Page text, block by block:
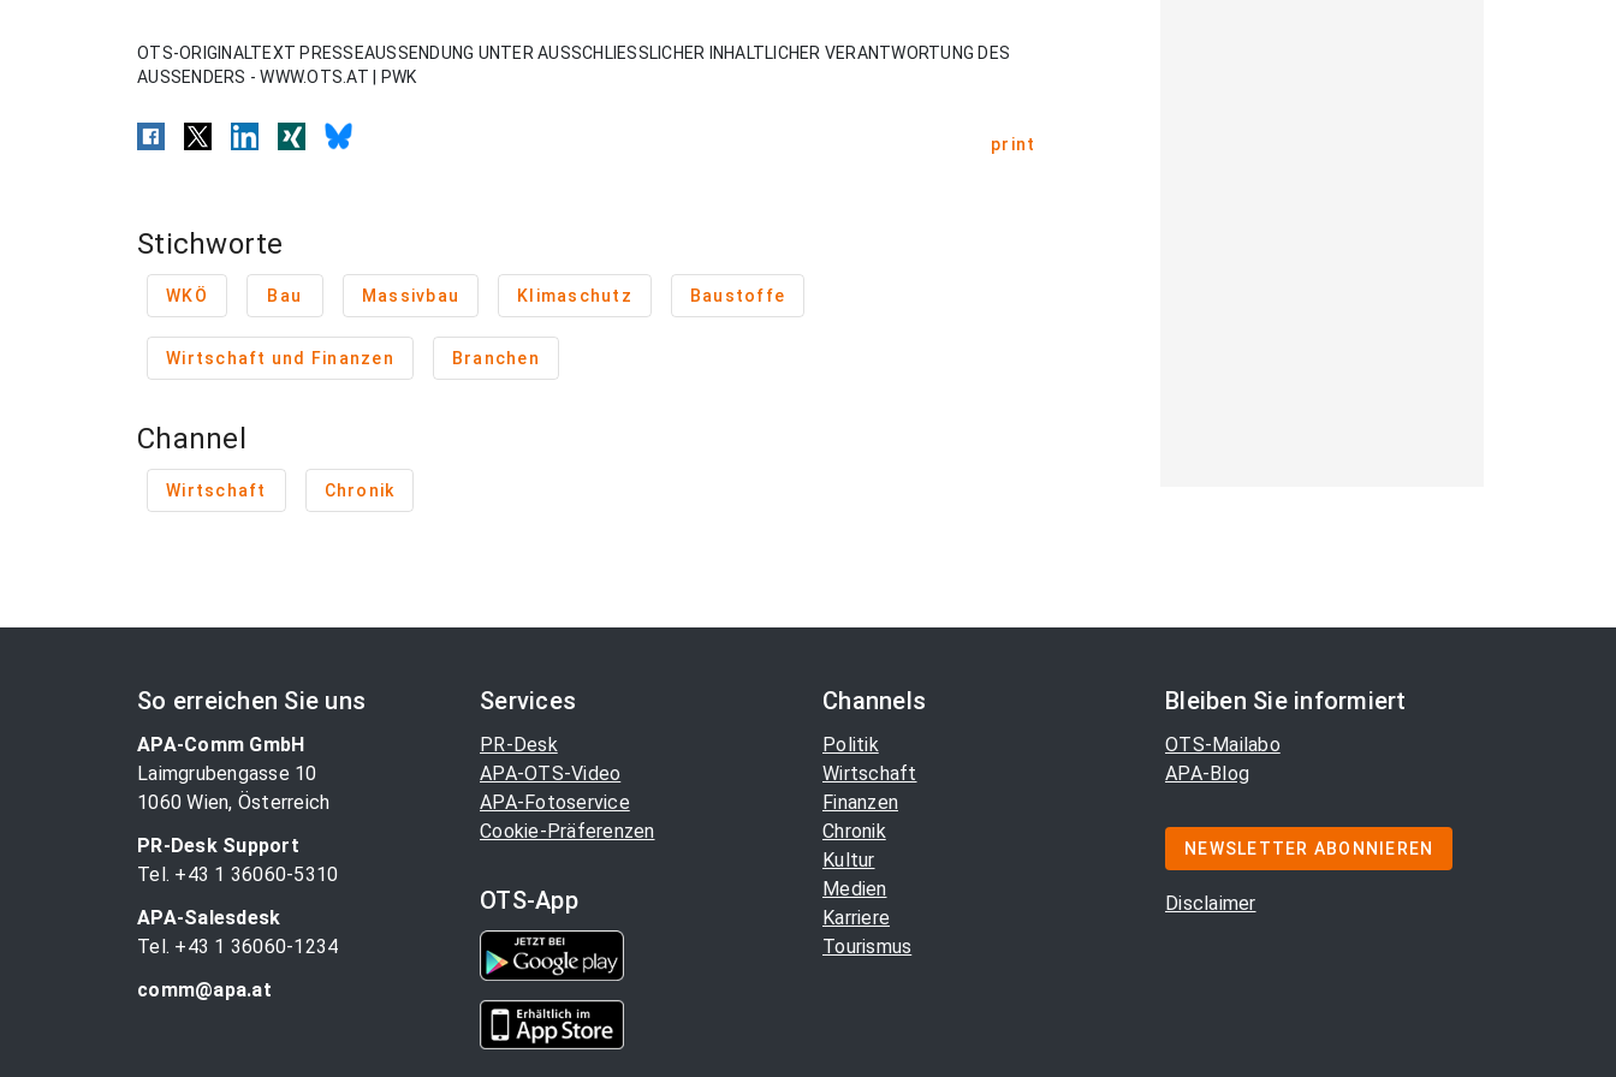
OTS-ORIGINALTEXT PRESSEAUSSENDUNG UNTER AUSSCHLIESSLICHER INHALTLICHER VERANTWORTUNG DES
AUSSENDERS - WWW.OTS.AT | PWK
print
Stichworte
WKÖ Bau Massivbau Klimaschutz Baustoffe
Wirtschaft und Finanzen Branchen
Channel
Wirtschaft Chronik
So erreichen Sie uns
APA-Comm GmbH
Laimgrubengasse 10
1060 Wien, Österreich
PR-Desk Support
Tel. +43 1 36060-5310
APA-Salesdesk
Tel. +43 1 36060-1234
comm@apa.at
Services
PR-Desk
APA-OTS-Video
APA-Fotoservice
Cookie-Präferenzen
OTS-App
Channels
Politik
Wirtschaft
Finanzen
Chronik
Kultur
Medien
Karriere
Tourismus
Bleiben Sie informiert
OTS-Mailabo
APA-Blog
NEWSLETTER ABONNIEREN
Disclaimer